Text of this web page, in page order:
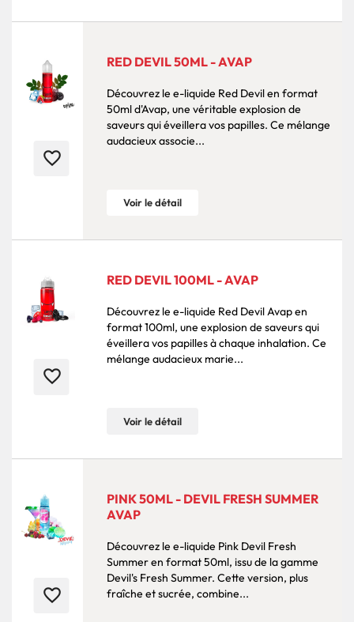
favorite_border
RED DEVIL 50ML - AVAP
Découvrez le e-liquide Red Devil en format
50ml d'Avap, une véritable explosion de
saveurs qui éveillera vos papilles. Ce mélange
audacieux associe...
Voir le détail
favorite_border
RED DEVIL 100ML - AVAP
Découvrez le e-liquide Red Devil Avap en
format 100ml, une explosion de saveurs qui
éveillera vos papilles à chaque inhalation. Ce
mélange audacieux marie...
Voir le détail
favorite_border
PINK 50ML - DEVIL FRESH SUMMER
AVAP
Découvrez le e-liquide Pink Devil Fresh
Summer en format 50ml, issu de la gamme
Devil's Fresh Summer. Cette version, plus
fraîche et sucrée, combine...